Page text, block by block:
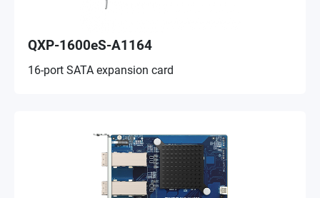
QXP-1600eS-A1164
16-port SATA expansion card